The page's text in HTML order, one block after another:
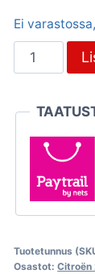
Ei
musta/
Burton
määrä
Tuotetunnus
Osastot:Citroën